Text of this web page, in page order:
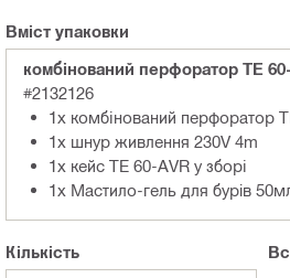
Вміст упаковки
комбінований перфоратор TE
#2132126
1x комбінований перфоратор
1x шнур живлення 230V 4m
1x кейс TE 60-AVR у зборі
1x Мастило-гель для бурiв
Кількість